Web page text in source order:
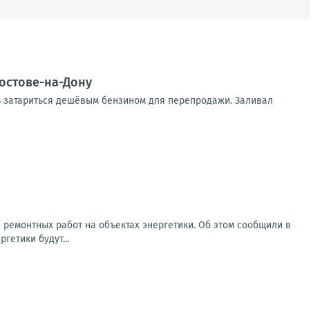
на-Дону
дешёвым бензином для перепродажи. Заливал
работ на объектах энергетики. Об этом сообщили в
будут...